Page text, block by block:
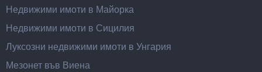
Недвижими имоти в Майорка
Недвижими имоти в Сицилия
Луксозни недвижими имоти в Унгария
Мезонет във Виена